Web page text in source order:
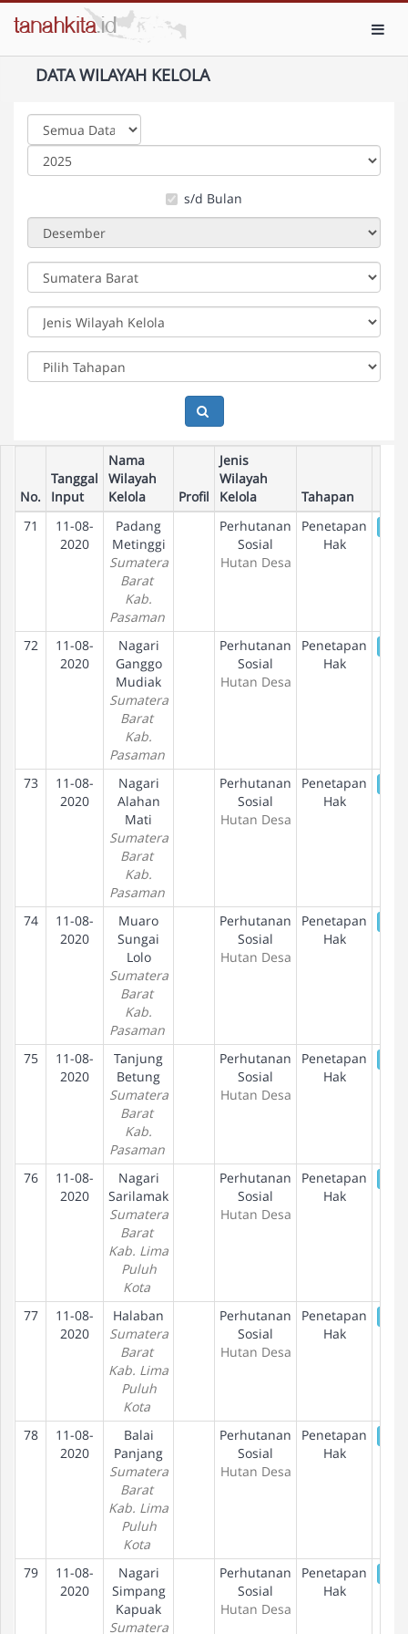
DATA WILAYAH KELOLA
s/d Bulan
No.
Tanggal
Input
Nama
Wilayah
Kelola
Profil
Jenis
Wilayah
Kelola
Tahapan
71
11-08-
2020
Padang
Metinggi
Sumatera
Barat
Kab.
Pasaman
Perhutanan
Sosial
Hutan Desa
Penetapan
Hak
72
11-08-
2020
Nagari
Ganggo
Mudiak
Sumatera
Barat
Kab.
Pasaman
Perhutanan
Sosial
Hutan Desa
Penetapan
Hak
73
11-08-
2020
Nagari
Alahan
Mati
Sumatera
Barat
Kab.
Pasaman
Perhutanan
Sosial
Hutan Desa
Penetapan
Hak
74
11-08-
2020
Muaro
Sungai
Lolo
Sumatera
Barat
Kab.
Pasaman
Perhutanan
Sosial
Hutan Desa
Penetapan
Hak
75
11-08-
2020
Tanjung
Betung
Sumatera
Barat
Kab.
Pasaman
Perhutanan
Sosial
Hutan Desa
Penetapan
Hak
76
11-08-
2020
Nagari
Sarilamak
Sumatera
Barat
Kab. Lima
Puluh
Kota
Perhutanan
Sosial
Hutan Desa
Penetapan
Hak
77
11-08-
2020
Halaban
Sumatera
Barat
Kab. Lima
Puluh
Kota
Perhutanan
Sosial
Hutan Desa
Penetapan
Hak
78
11-08-
2020
Balai
Panjang
Sumatera
Barat
Kab. Lima
Puluh
Kota
Perhutanan
Sosial
Hutan Desa
Penetapan
Hak
79
11-08-
2020
Nagari
Simpang
Kapuak
Sumatera
Perhutanan
Sosial
Hutan Desa
Penetapan
Hak